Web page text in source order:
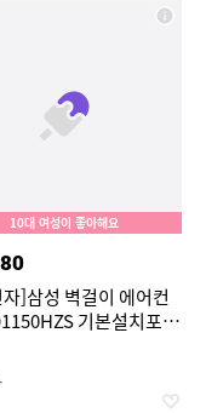
10대 여성이 좋아해요
]삼성 벽걸이 에어컨
기본설치포함